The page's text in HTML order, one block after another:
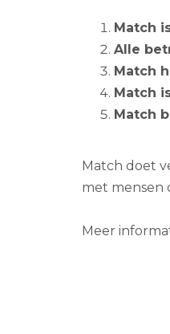
Match
Alle
Match
Match
Match
Match doet
met mensen
Meer